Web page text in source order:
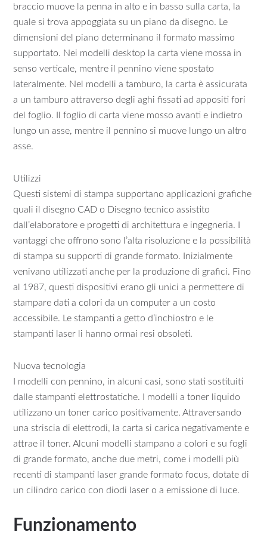
braccio muove la penna in alto e in basso sulla carta, la
quale si trova appoggiata su un piano da disegno. Le
dimensioni del piano determinano il formato massimo
supportato. Nei modelli desktop la carta viene mossa in
senso verticale, mentre il pennino viene spostato
lateralmente. Nel modelli a tamburo, la carta è assicurata
a un tamburo attraverso degli aghi fissati ad appositi fori
del foglio. Il foglio di carta viene mosso avanti e indietro
lungo un asse, mentre il pennino si muove lungo un altro
asse.
Utilizzi
Questi sistemi di stampa supportano applicazioni grafiche
quali il disegno CAD o Disegno tecnico assistito
dall’elaboratore e progetti di architettura e ingegneria. I
vantaggi che offrono sono l’alta risoluzione e la possibilità
di stampa su supporti di grande formato. Inizialmente
venivano utilizzati anche per la produzione di grafici. Fino
al 1987, questi dispositivi erano gli unici a permettere di
stampare dati a colori da un computer a un costo
accessibile. Le stampanti a getto d’inchiostro e le
stampanti laser li hanno ormai resi obsoleti.
Nuova tecnologia
I modelli con pennino, in alcuni casi, sono stati sostituiti
dalle stampanti elettrostatiche. I modelli a toner liquido
utilizzano un toner carico positivamente. Attraversando
una striscia di elettrodi, la carta si carica negativamente e
attrae il toner. Alcuni modelli stampano a colori e su fogli
di grande formato, anche due metri, come i modelli più
recenti di stampanti laser grande formato focus, dotate di
un cilindro carico con diodi laser o a emissione di luce.
Funzionamento